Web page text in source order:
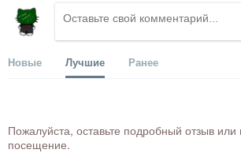
Новые Лучшие Ранее
Пожалуйста, оставьте подробный отзыв
посещение.